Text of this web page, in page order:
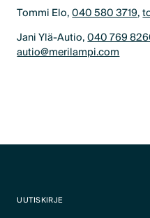
Tommi Elo,040 580 3719,
Jani Ylä-Autio,040 769
autio@merilampi.com
UUTISKIRJE